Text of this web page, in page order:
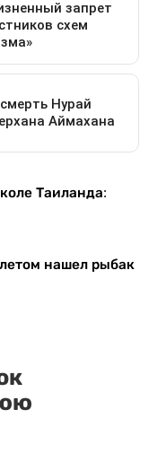
Таиланда:
нашел рыбак